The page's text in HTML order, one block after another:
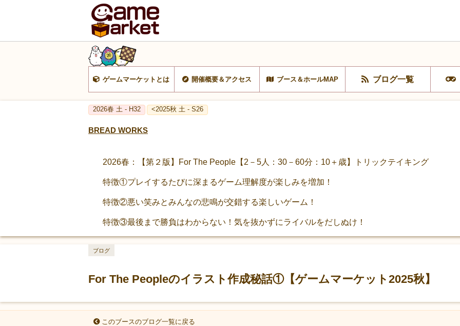
ゲームマーケットとは 開催概要＆アクセス ブース＆ホールMAP ブログ一覧
2026春 土 - H32 <2025秋 土 - S26
BREAD WORKS
2026春：【第２版】For The People【2－5人：30－60分：10＋歳】トリックテイキング
特徴①プレイするたびに深まるゲーム理解度が楽しみを増加！
特徴②悪い笑みとみんなの悲鳴が交錯する楽しいゲーム！
特徴③最後まで勝負はわからない！気を抜かずにライバルをだしぬけ！
For The Peopleのイラスト作成秘話①【ゲームマーケット2025秋】
ブログ
このブースのブログ一覧に戻る